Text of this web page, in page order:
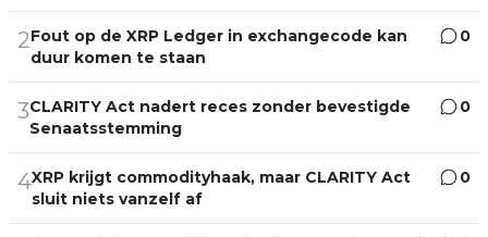
2Fout op de XRP Ledger in exchangecode kan
duur komen te staan
0
3CLARITY Act nadert reces zonder bevestigde
Senaatsstemming
0
4XRP krijgt commodityhaak, maar CLARITY Act
sluit niets vanzelf af
0